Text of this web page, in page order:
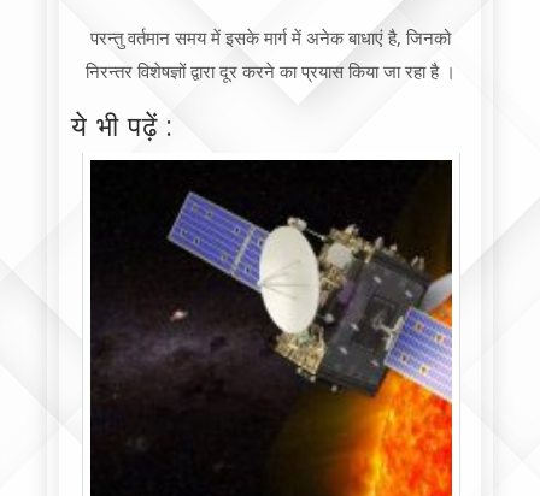
परन्तु वर्तमान समय में इसके मार्ग में अनेक बाधाएं है, जिनको
निरन्तर विशेषज्ञों द्वारा दूर करने का प्रयास किया जा रहा है ।
ये भी पढ़ें :